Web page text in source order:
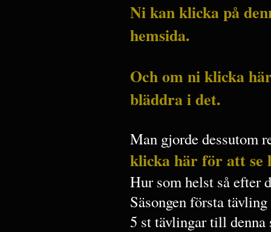
Ni kan klicka på
hemsida.
Och om ni klicka
bläddra i det.
Man gjorde dessutom
klicka här för att se
Hur som helst så efter
Säsongen första
5 st tävlingar till denna